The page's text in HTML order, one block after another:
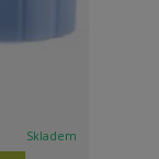
Skladem